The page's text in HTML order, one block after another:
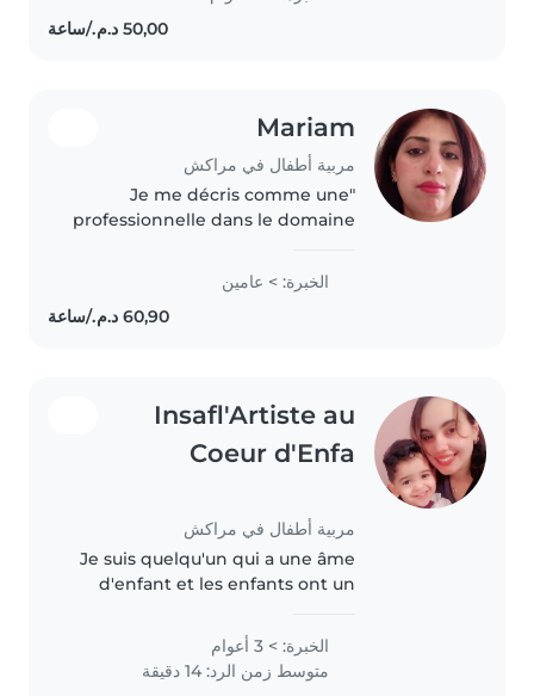
dont ils ont besoin. J'espère être
Mariam
مربية أطفال في مراكش
"Je me décris comme une
professionnelle dans le domaine
personne responsable et
patiente, et je veille à offrir un
environnement sûr et
الخبرة: > عامين
Insafl'Artiste au
Coeur d'Enfa
مربية أطفال في مراكش
Je suis quelqu'un qui a une âme
d'enfant et les enfants ont un
naturellement attirés par
moi.Cela me permet de créer
des liens forts et authentiques
الخبرة: > 3 أعوام
متوسط زمن الرد: 14 دقيقة